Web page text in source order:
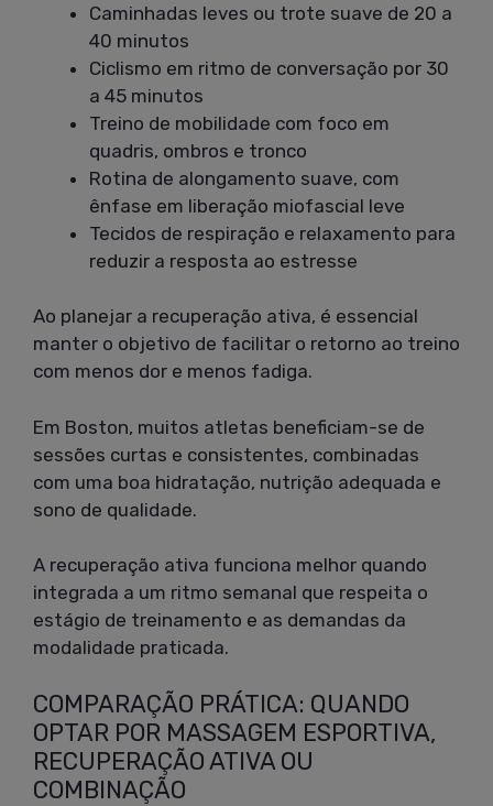
Caminhadas leves ou trote suave de 20 a
40 minutos
Ciclismo em ritmo de conversação por 30
a 45 minutos
Treino de mobilidade com foco em
quadris, ombros e tronco
Rotina de alongamento suave, com
ênfase em liberação miofascial leve
Tecidos de respiração e relaxamento para
reduzir a resposta ao estresse
Ao planejar a recuperação ativa, é essencial
manter o objetivo de facilitar o retorno ao treino
com menos dor e menos fadiga.
Em Boston, muitos atletas beneficiam-se de
sessões curtas e consistentes, combinadas
com uma boa hidratação, nutrição adequada e
sono de qualidade.
A recuperação ativa funciona melhor quando
integrada a um ritmo semanal que respeita o
estágio de treinamento e as demandas da
modalidade praticada.
COMPARAÇÃO PRÁTICA: QUANDO
OPTAR POR MASSAGEM ESPORTIVA,
RECUPERAÇÃO ATIVA OU
COMBINAÇÃO